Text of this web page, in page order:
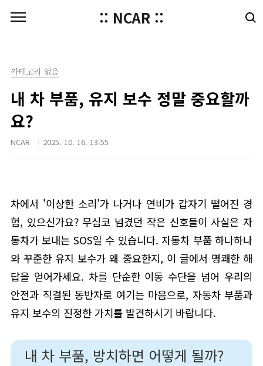
:: NCAR ::
카테고리 없음
내 차 부품, 유지 보수 정말 중요할까
요?
NCAR 2025. 10. 16. 13:55
차에서 '이상한 소리'가 나거나 연비가 갑자기 떨어진 경
험, 있으신가요? 무심코 넘겼던 작은 신호들이 사실은 자
동차가 보내는 SOS일 수 있습니다. 자동차 부품 하나하나
와 꾸준한 유지 보수가 왜 중요한지, 이 글에서 명쾌한 해
답을 얻어가세요. 차를 단순한 이동 수단을 넘어 우리의
안전과 직결된 동반자로 여기는 마음으로, 자동차 부품과
유지 보수의 진정한 가치를 발견하시기 바랍니다.
내 차 부품, 방치하면 어떻게 될까?